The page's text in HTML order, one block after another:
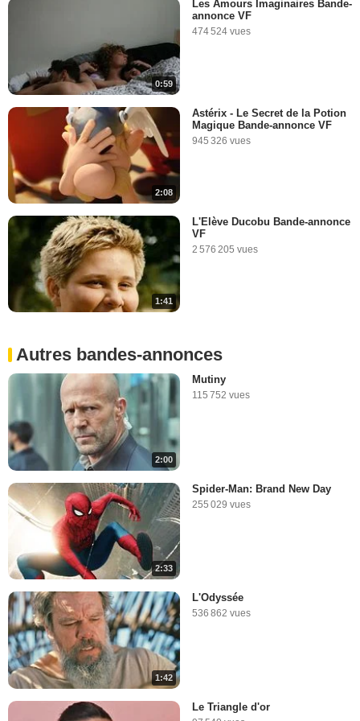
0:59
Les Amours Imaginaires Bande-
annonce VF
474 524 vues
2:08
Astérix - Le Secret de la Potion
Magique Bande-annonce VF
945 326 vues
1:41
L'Elève Ducobu Bande-annonce
VF
2 576 205 vues
Autres bandes-annonces
2:00
Mutiny
115 752 vues
2:33
Spider-Man: Brand New Day
255 029 vues
1:42
L'Odyssée
536 862 vues
Le Triangle d'or